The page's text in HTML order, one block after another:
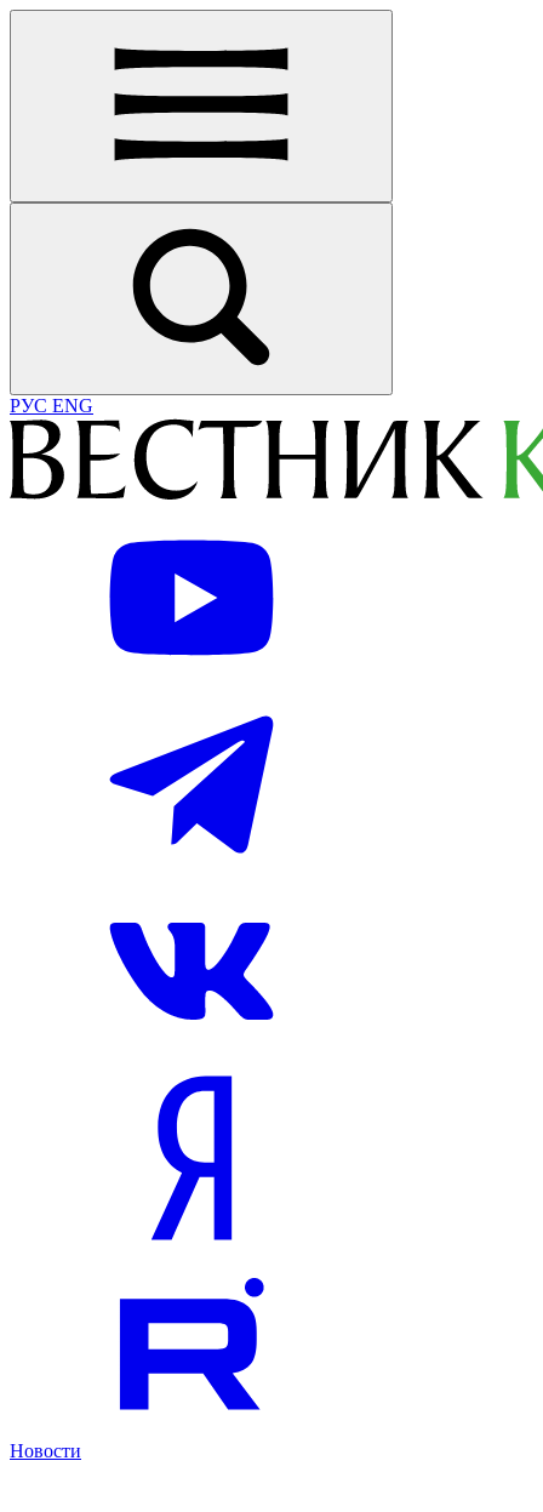
РУС ENG
Новости